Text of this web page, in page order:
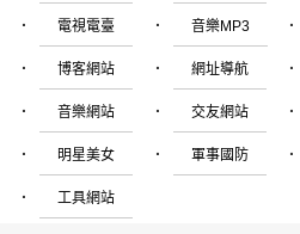
· 電視電臺 · 音樂MP3 ·
· 博客網站 · 網址導航 ·
· 音樂網站 · 交友網站 ·
· 明星美女 · 軍事國防 ·
· 工具網站